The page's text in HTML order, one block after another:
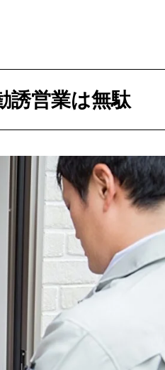
ホー
集
誘営業は無駄